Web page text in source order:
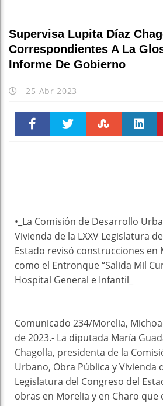
Supervisa Lupita Díaz
Correspondientes A La
Informe De Gobierno
25 Abr 2023
•_La Comisión de Desarrollo
Vivienda de la LXXV Legislatura
Estado revisó construcciones en
como el Entronque “Salida Mil
Hospital General e Infantil_
Comunicado 234/Morelia,
de 2023.- La diputada María
Chagolla, presidenta de la
Urbano, Obra Pública y Vivienda
Legislatura del Congreso del
obras en Morelia y en Charo que